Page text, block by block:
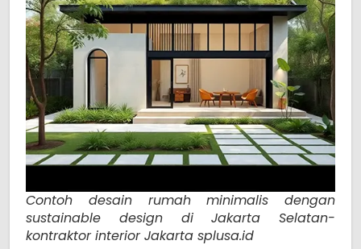
Contoh desain rumah minimalis dengan
sustainable design di Jakarta Selatan-
kontraktor interior Jakarta splusa.id